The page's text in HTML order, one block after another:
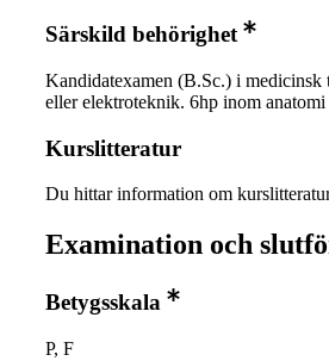
Särskild behörighet
Kandidatexamen (B.Sc.) i
eller elektroteknik. 6hp inom
Kurslitteratur
Du hittar information om
Examination och
Betygsskala
P, F